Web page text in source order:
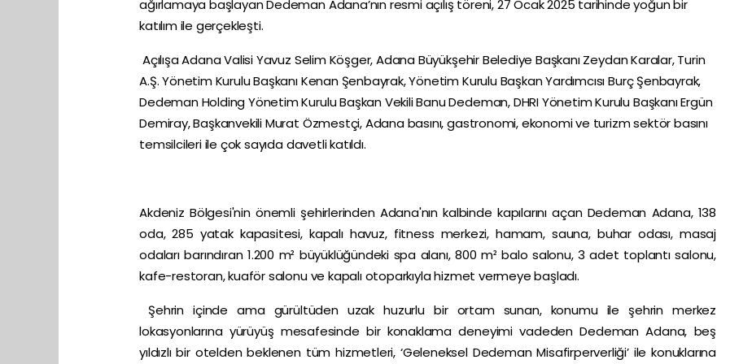
ağırlamaya başlayan Dedeman Adana’nın resmi açılış töreni, 27 Ocak 2025 tarihinde yoğun bir
katılım ile gerçekleşti.
Açılışa Adana Valisi Yavuz Selim Köşger, Adana Büyükşehir Belediye Başkanı Zeydan Karalar, Turin
A.Ş. Yönetim Kurulu Başkanı Kenan Şenbayrak, Yönetim Kurulu Başkan Yardımcısı Burç Şenbayrak,
Dedeman Holding Yönetim Kurulu Başkan Vekili Banu Dedeman, DHRI Yönetim Kurulu Başkanı Ergün
Demiray, Başkanvekili Murat Özmestçi, Adana basını, gastronomi, ekonomi ve turizm sektör basını
temsilcileri ile çok sayıda davetli katıldı.
Akdeniz Bölgesi'nin önemli şehirlerinden Adana'nın kalbinde kapılarını açan Dedeman Adana, 138
oda, 285 yatak kapasitesi, kapalı havuz, fitness merkezi, hamam, sauna, buhar odası, masaj
odaları barındıran 1.200 m² büyüklüğündeki spa alanı, 800 m² balo salonu, 3 adet toplantı salonu,
kafe-restoran, kuaför salonu ve kapalı otoparkıyla hizmet vermeye başladı.
Şehrin içinde ama gürültüden uzak huzurlu bir ortam sunan, konumu ile şehrin merkez
lokasyonlarına yürüyüş mesafesinde bir konaklama deneyimi vadeden Dedeman Adana, beş
yıldızlı bir otelden beklenen tüm hizmetleri, ‘Geleneksel Dedeman Misafirperverliği’ ile konuklarına